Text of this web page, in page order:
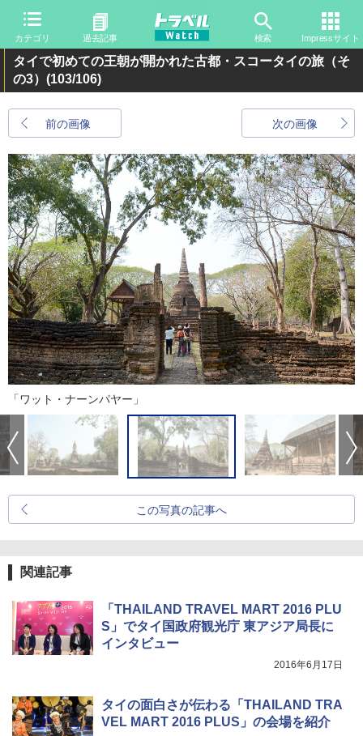
カテゴリ 過去記事 検索 Impressサイト
タイで初めての王朝が開かれた古都・スコータイの旅（そ
の3） (103/106)
前の画像 次の画像
「ワット・ナーンパヤー」
この写真の記事へ
関連記事
「THAILAND TRAVEL MART 2016 PLU
S」でタイ国政府観光庁 東アジア局長に
インタビュー
2016年6月17日
タイの面白さが伝わる「THAILAND TRA
VEL MART 2016 PLUS」の会場を紹介